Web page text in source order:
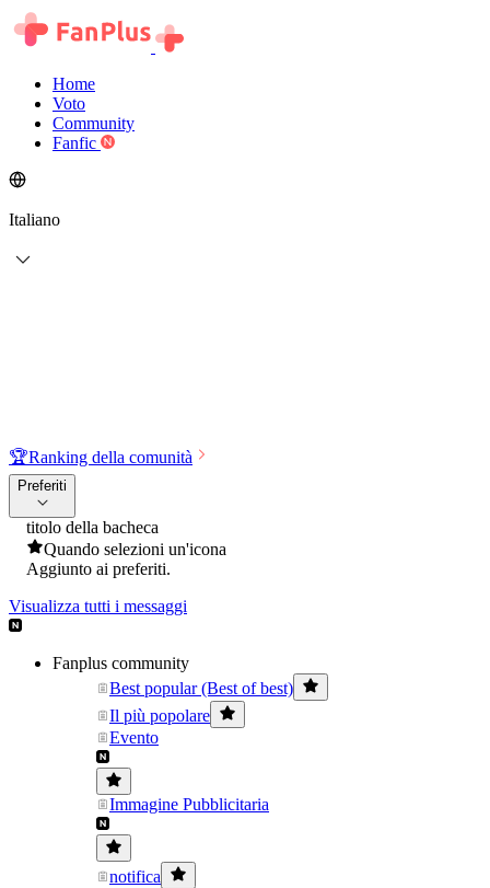
Home
Voto
Community
Fanfic
Italiano
🏆Ranking della comunità
Preferiti
titolo della bacheca
Quando selezioni un'icona
Aggiunto ai preferiti.
Visualizza tutti i messaggi
Fanplus community
Best popular (Best of best)
Il più popolare
Evento
Immagine Pubblicitaria
notifica